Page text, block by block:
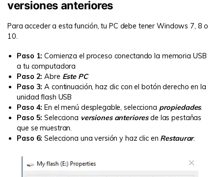
versiones anteriores
Para acceder a esta función, tu PC debe tener Windows 7, 8 o
10.
Paso 1: Comienza el proceso conectando la memoria USB
a tu computadora
Paso 2: Abre Este PC
Paso 3: A continuación, haz clic con el botón derecho en la
unidad flash USB
Paso 4: En el menú desplegable, selecciona propiedades.
Paso 5: Selecciona versiones anteriores de las pestañas
que se muestran.
Paso 6: Selecciona una versión y haz clic en Restaurar.